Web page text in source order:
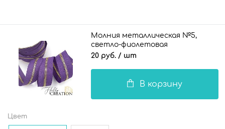
Молния металлическая №5,
светло-фиолетовая
20 руб. / шт
В корзину
Цвет